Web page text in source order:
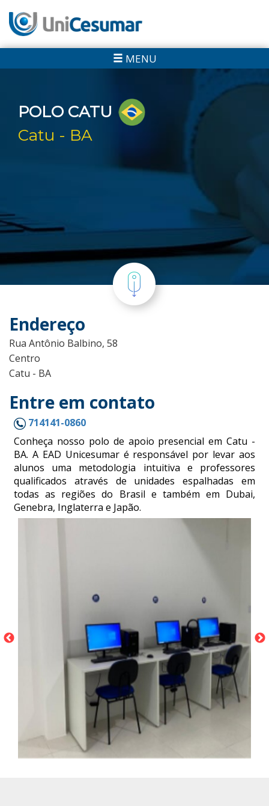
MENU
POLO CATU
Catu - BA
Endereço
Rua Antônio Balbino, 58
Centro
Catu - BA
Entre em contato
714141-0860
Conheça nosso polo de apoio presencial em Catu -
BA. A EAD Unicesumar é responsável por levar aos
alunos uma metodologia intuitiva e professores
qualificados através de unidades espalhadas em
todas as regiões do Brasil e também em Dubai,
Genebra, Inglaterra e Japão.